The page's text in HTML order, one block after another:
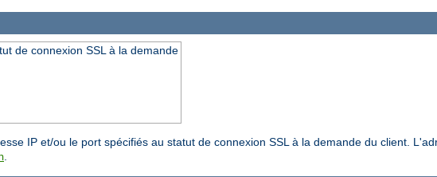
de connexion SSL à la demande
IP et/ou le port spécifiés au statut de connexion SSL à la demande du client.
.